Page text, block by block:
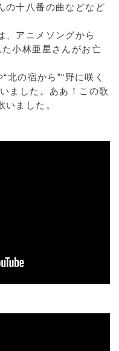
の十八番の曲などなど
、アニメソングから
小林亜星さんがお亡
北の宿から”“野に咲く
ました。ああ！この歌
ました。